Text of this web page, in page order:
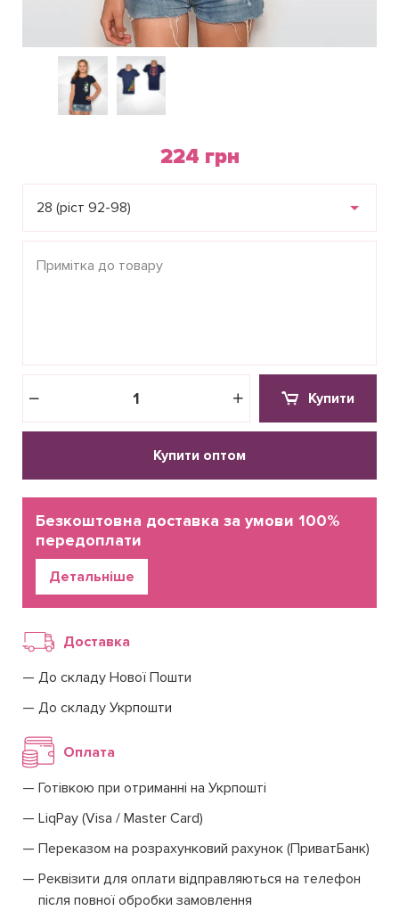
224 грн
28 (ріст 92-98)
Купити
Купити оптом
Детальніше
Безкоштовна доставка за умови 100%
передоплати
Доставка
До складу Нової Пошти
До складу Укрпошти
Оплата
Готівкою при отриманні на Укрпошті
LiqPay (Visa / Master Card)
Переказом на розрахунковий рахунок (ПриватБанк)
Реквізити для оплати відправляються на телефон
після повної обробки замовлення